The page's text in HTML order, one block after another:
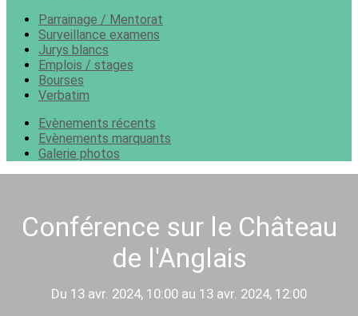
Parrainage / Mentorat
Surveillance examens
Jurys blancs
Emplois / stages
Bourses
Verbatim
Evènements récents
Evènements marquants
Galerie photos
Conférence sur le Château
de l'Anglais
Du 13 avr. 2024, 10:00 au 13 avr. 2024, 12:00